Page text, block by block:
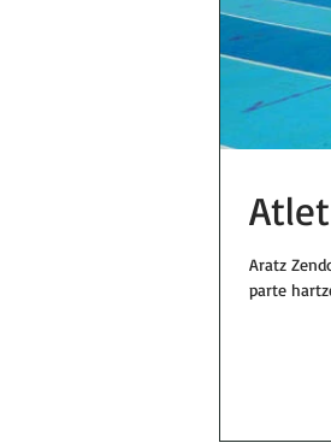
Aratz
parte